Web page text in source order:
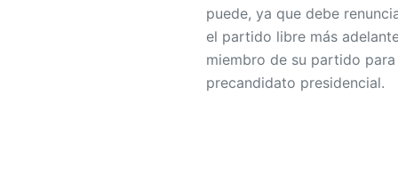
puede, ya que debe
el partido libre más
miembro de su partido
precandidato presidencial.